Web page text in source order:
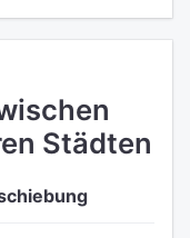
Städten